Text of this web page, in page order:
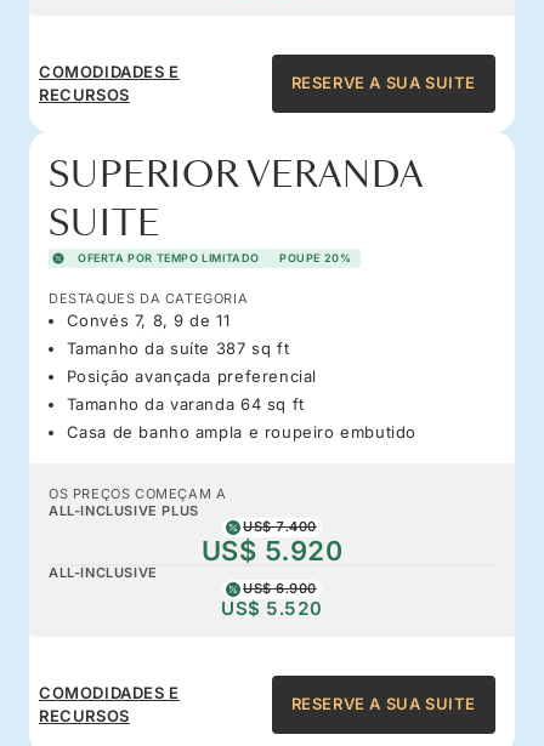
COMODIDADES E
RECURSOS
RESERVE A SUA SUITE
SUPERIOR VERANDA
SUITE
OFERTA POR TEMPO LIMITADO POUPE 20%
DESTAQUES DA CATEGORIA
Convés 7, 8, 9 de 11
Tamanho da suíte 387 sq ft
Posição avançada preferencial
Tamanho da varanda 64 sq ft
Casa de banho ampla e roupeiro embutido
OS PREÇOS COMEÇAM A
ALL-INCLUSIVE PLUS
US$ 7.400
US$ 5.920
ALL-INCLUSIVE
US$ 6.900
US$ 5.520
COMODIDADES E
RECURSOS
RESERVE A SUA SUITE